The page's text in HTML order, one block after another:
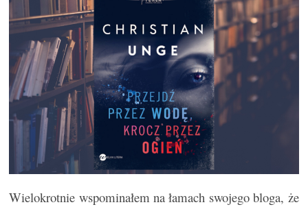
Wielokrotnie wspominałem na łamach swojego bloga, że